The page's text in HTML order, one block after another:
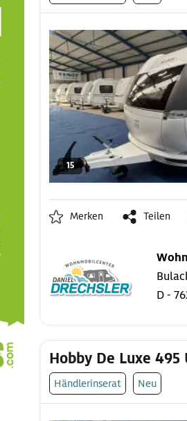
15
Merken Teilen
D -
Hobby De Luxe
Händlerinserat Neu